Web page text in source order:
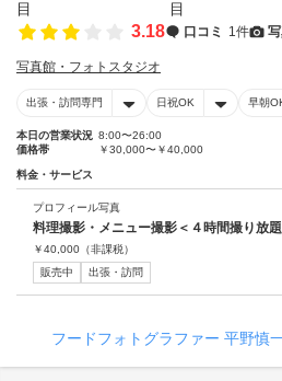
3.18 口コミ 1件
写真館・フォトスタジオ
出張・訪問専門 日祝OK 早朝
本日の営業状況 8:00〜26:00
価格帯
￥30,000〜￥40,000
料金・サービス
プロフィール写真
料理撮影・メニュー撮影＜４時間撮り放
￥40,000 （非課税）
販売中
出張・訪問
フードフォトグラファー 平野慎